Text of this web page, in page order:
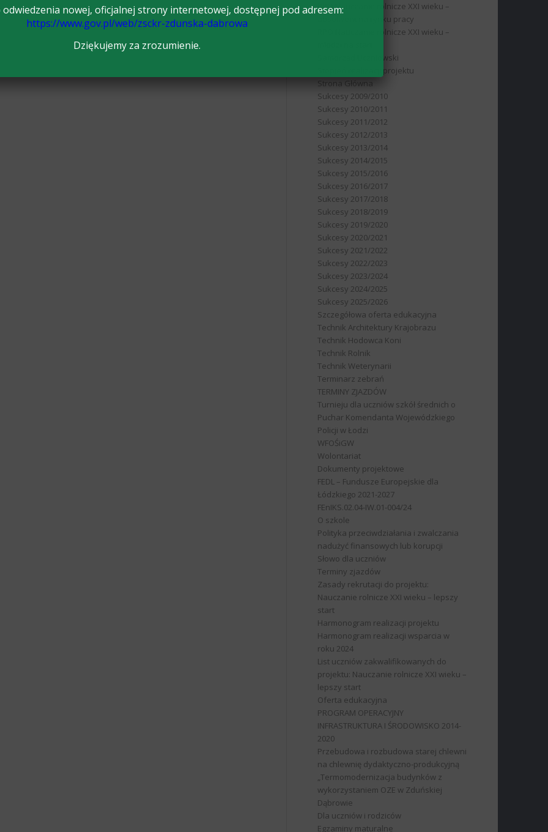
RPO Nauczanie rolnicze XXI wieku –
absolwent na rynku pracy
RPO Nauczanie rolnicze XXI wieku –
Samorząd Uczniowski
Stopień realizacji projektu
Strona Główna
Sukcesy 2009/2010
Sukcesy 2010/2011
Sukcesy 2011/2012
Sukcesy 2012/2013
Sukcesy 2013/2014
Sukcesy 2014/2015
Sukcesy 2015/2016
Sukcesy 2016/2017
Sukcesy 2017/2018
Sukcesy 2018/2019
Sukcesy 2019/2020
Sukcesy 2020/2021
Sukcesy 2021/2022
Sukcesy 2022/2023
Sukcesy 2023/2024
Sukcesy 2024/2025
Sukcesy 2025/2026
Szczegółowa oferta edukacyjna
Technik Architektury Krajobrazu
Technik Hodowca Koni
Technik Rolnik
Technik Weterynarii
Terminarz zebrań
TERMINY ZJAZDÓW
Turnieju dla uczniów szkół średnich o
Puchar Komendanta Wojewódzkiego
Policji w Łodzi
WFOŚiGW
Wolontariat
Dokumenty projektowe
FEDL – Fundusze Europejskie dla
Łódzkiego 2021-2027
FEnIKS.02.04-IW.01-004/24
O szkole
Polityka przeciwdziałania i zwalczania
nadużyć finansowych lub korupcji
Słowo dla uczniów
Terminy zjazdów
Zasady rekrutacji do projektu:
Nauczanie rolnicze XXI wieku – lepszy
start
Harmonogram realizacji projektu
Harmonogram realizacji wsparcia w
roku 2024
List uczniów zakwalifikowanych do
projektu: Nauczanie rolnicze XXI wieku –
lepszy start
Oferta edukacyjna
PROGRAM OPERACYJNY
INFRASTRUKTURA I ŚRODOWISKO 2014-
2020
Przebudowa i rozbudowa starej chlewni
na chlewnię dydaktyczno-produkcyjną
„Termomodernizacja budynków z
wykorzystaniem OZE w Zduńskiej
Dąbrowie
Dla uczniów i rodziców
Egzaminy maturalne
odwiedzenia nowej, oficjalnej strony internetowej, dostępnej pod adresem:
https://www.gov.pl/web/zsckr-zdunska-dabrowa
Dziękujemy za zrozumienie.